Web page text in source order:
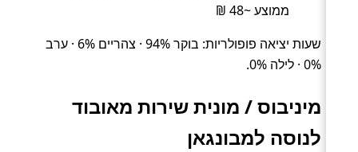
ממוצע ~48 ₪
שעות יציאה פופולריות: בוקר 94% · צהריים 6% · ערב
0% · לילה 0%.
מיניבוס / מונית שירות מאובוד
לנוסה למבונגאן